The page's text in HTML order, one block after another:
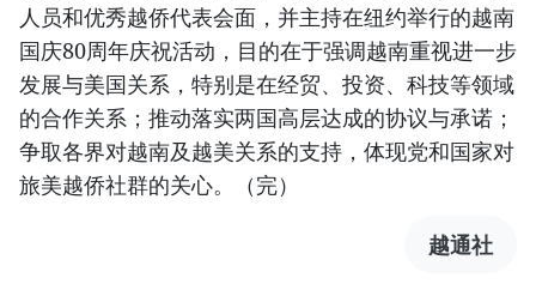
人员和优秀越侨代表会面，并主持在纽约举行的越南
国庆80周年庆祝活动，目的在于强调越南重视进一步
发展与美国关系，特别是在经贸、投资、科技等领域
的合作关系；推动落实两国高层达成的协议与承诺；
争取各界对越南及越美关系的支持，体现党和国家对
旅美越侨社群的关心。（完）
越通社